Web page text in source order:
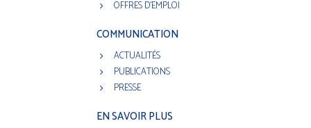
OFFRES D'EMPLOI
COMMUNICATION
ACTUALITÉS
PUBLICATIONS
PRESSE
EN SAVOIR PLUS